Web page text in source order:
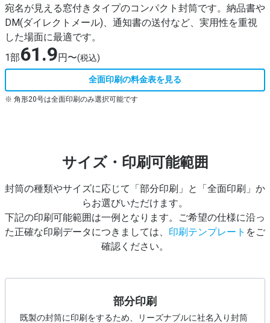
宛名が見える窓付きタイプのコンパクト封筒です。納品書や
DM(ダイレクトメール)、通知書の送付など、実用性を重視
した場面に最適です。
1部61.9円〜(税込)
全面印刷の料金表を見る
※ 角形20号は全面印刷のみ選択可能です
サイズ・印刷可能範囲
封筒の種類やサイズに応じて「部分印刷」と「全面印刷」か
らお選びいただけます。
下記の印刷可能範囲は一例となります。ご希望の仕様に沿っ
た正確な印刷データにつきましては、 印刷テンプレート をご
確認ください。
部分印刷
既製の封筒に印刷をするため、リーズナブルに社名入り封筒